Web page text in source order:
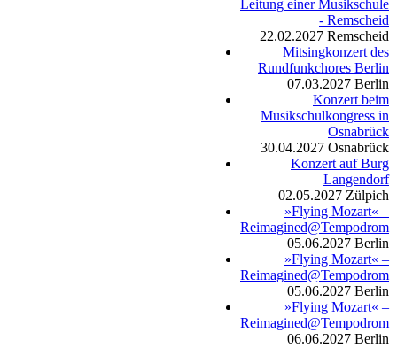
Leitung einer Musikschule
- Remscheid
22.02.2027 Remscheid
Mitsingkonzert des
Rundfunkchores Berlin
07.03.2027 Berlin
Konzert beim
Musikschulkongress in
Osnabrück
30.04.2027 Osnabrück
Konzert auf Burg
Langendorf
02.05.2027 Zülpich
»Flying Mozart« –
Reimagined@Tempodrom
05.06.2027 Berlin
»Flying Mozart« –
Reimagined@Tempodrom
05.06.2027 Berlin
»Flying Mozart« –
Reimagined@Tempodrom
06.06.2027 Berlin